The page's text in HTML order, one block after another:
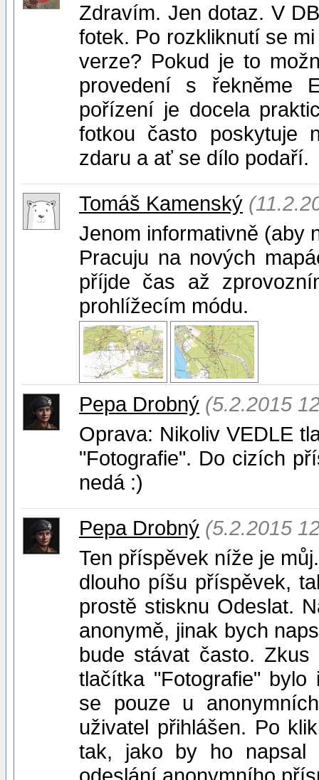
Zdravím. Jen dotaz. V
fotek. Po rozkliknutí se
verze? Pokud je to
provedení s řekněme
pořízení je docela
fotkou často poskytuje
zdaru a ať se dílo podaří.
Tomáš Kamenský
Jenom informativně (aby
Pracuju na nových
příjde čas až
prohlížecím módu.
Pepa Drobný (5.2.2015
Oprava: Nikoliv VEDLE
"Fotografie". Do cizích
nedá :)
Pepa Drobný (5.2.2015
Ten příspěvek níže je
dlouho píšu příspěvek,
prostě stisknu Odeslat.
anonymě, jinak bych
bude stávat často.
tlačítka "Fotografie"
se pouze u
uživatel přihlášen. Po
tak, jako by ho napsal